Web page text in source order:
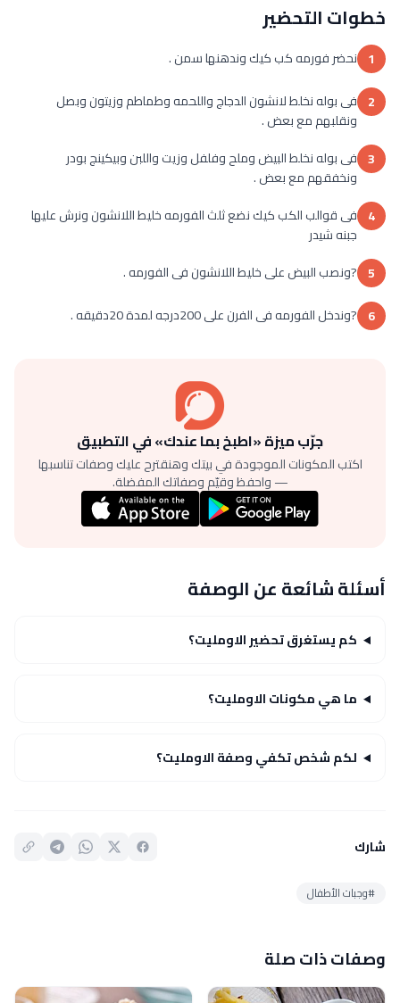
خطوات التحضير
1 نحضر فورمه كب كيك وندهنها سمن .
2 فى بوله نخلط لانشون الدجاج واللحمه وطماطم وزيتون وبصل
ونقلبهم مع بعض .
3 فى بوله نخلط البيض وملح وفلفل وزيت واللبن وبيكينج بودر
ونخفقهم مع بعض .
4 فى قوالب الكب كيك نضع ثلث الفورمه خليط اللانشون ونرش عليها
جبنه شيدر
5 ?ونصب البيض على خليط اللانشون فى الفورمه .
6 ?وندخل الفورمه فى الفرن على 200درجه لمدة 20دقيقه .
جرّب ميزة «اطبخ بما عندك» في التطبيق
اكتب المكونات الموجودة في بيتك وهنقترح عليك وصفات تناسبها
— واحفظ وقيّم وصفاتك المفضلة.
أسئلة شائعة عن الوصفة
كم يستغرق تحضير الاومليت؟
ما هي مكونات الاومليت؟
لكم شخص تكفي وصفة الاومليت؟
شارك
#وجبات الأطفال
وصفات ذات صلة